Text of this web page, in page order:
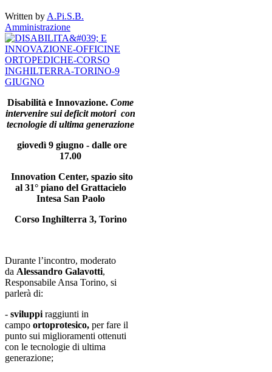
Written by A.Pi.S.B.
Amministrazione
Disabilità e Innovazione. Come
intervenire sui deficit motori con
tecnologie di ultima generazione
giovedì 9 giugno - dalle ore
17.00
Innovation Center, spazio sito
al 31° piano del Grattacielo
Intesa San Paolo
Corso Inghilterra 3, Torino
Durante l’incontro, moderato
da Alessandro Galavotti,
Responsabile Ansa Torino, si
parlerà di:
- sviluppi raggiunti in
campo ortoprotesico, per fare il
punto sui miglioramenti ottenuti
con le tecnologie di ultima
generazione;